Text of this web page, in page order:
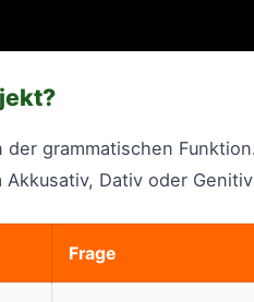
grammatischen
Dativ oder
Frage